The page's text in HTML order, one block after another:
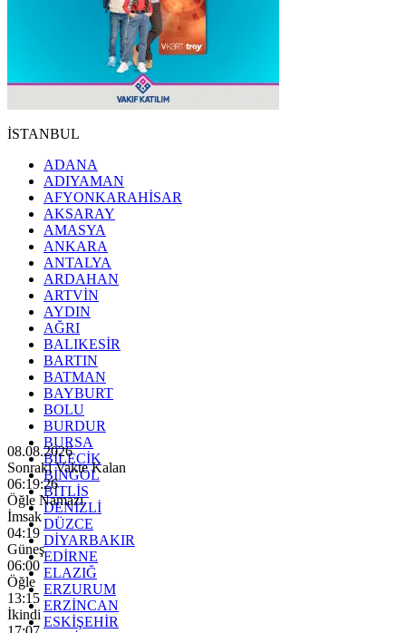
İSTANBUL
ADANA
ADIYAMAN
AFYONKARAHİSAR
AKSARAY
AMASYA
ANKARA
ANTALYA
ARDAHAN
ARTVİN
AYDIN
AĞRI
BALIKESİR
BARTIN
BATMAN
BAYBURT
BOLU
BURDUR
BURSA
BİLECİK
BİNGÖL
BİTLİS
DENİZLİ
DÜZCE
DİYARBAKIR
EDİRNE
ELAZIĞ
ERZURUM
ERZİNCAN
ESKİŞEHİR
08.08.2026
Sonraki Vakte Kalan
06:19:24
Öğle Namazı
İmsak
04:19
Güneş
06:00
Öğle
13:15
İkindi